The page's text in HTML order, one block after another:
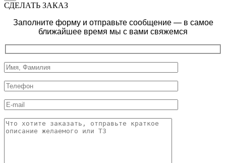
СДЕЛАТЬ ЗАКАЗ
Заполните форму и отправьте сообщение — в самое
ближайшее время мы с вами свяжемся